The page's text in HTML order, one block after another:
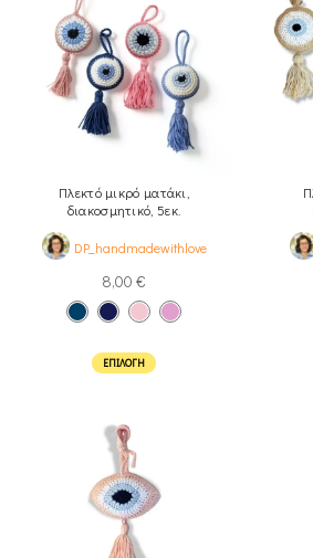
Πλεκτό μικρό ματάκι,
διακοσμητικό, 5εκ.
DP_handmadewithlove
8,00 €
ΕΠΙΛΟΓΉ